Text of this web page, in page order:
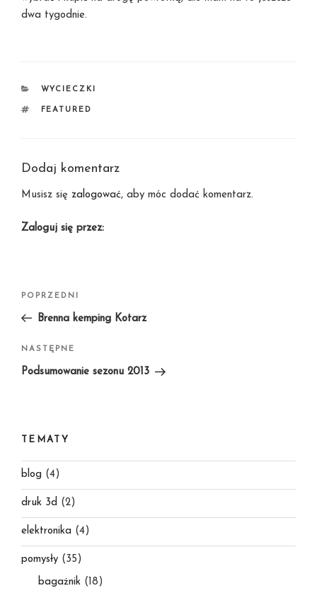
dwa tygodnie.
KATEGORIE
WYCIECZKI
TAGI
FEATURED
Dodaj komentarz
Musisz się zalogować, aby móc dodać komentarz.
Zaloguj się przez:
Nawigacja
Poprzedni
wpis
POPRZEDNI
Brenna kemping Kotarz
Następny
wpis
NASTĘPNE
Podsumowanie sezonu 2013
TEMATY
blog (4)
druk 3d (2)
elektronika (4)
pomysły (35)
bagażnik (18)